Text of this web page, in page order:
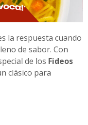
la respuesta cuando
de sabor. Con
de los Fideos
clásico para